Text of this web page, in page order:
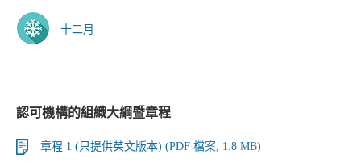
十二月
認可機構的組織大綱暨章程
章程 1 (只提供英文版本) (PDF 檔案, 1.8 MB)